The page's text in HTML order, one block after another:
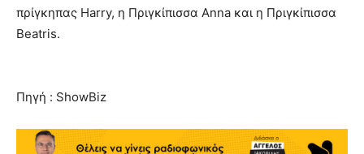
πρίγκηπας Harry, η Πριγκίπισσα Anna και η Πριγκίπισσα
Beatris.
Πηγή : ShowBiz